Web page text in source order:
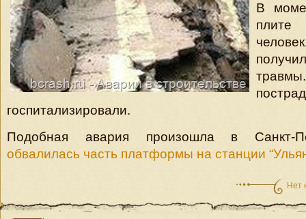
В
плите
госпитализировали.
Подобная авария произошла в Санкт-
обвалилась часть платформы на станции
Нет